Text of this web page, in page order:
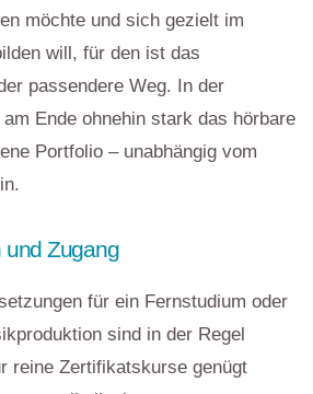
möchte und sich gezielt im
will, für den ist das
passendere Weg. In der
Ende ohnehin stark das hörbare
Portfolio – unabhängig vom
und Zugang
für ein Fernstudium oder
sind in der Regel
reine Zertifikatskurse genügt